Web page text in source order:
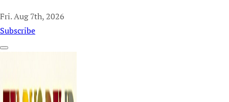
Fri. Aug 7th, 2026
Subscribe